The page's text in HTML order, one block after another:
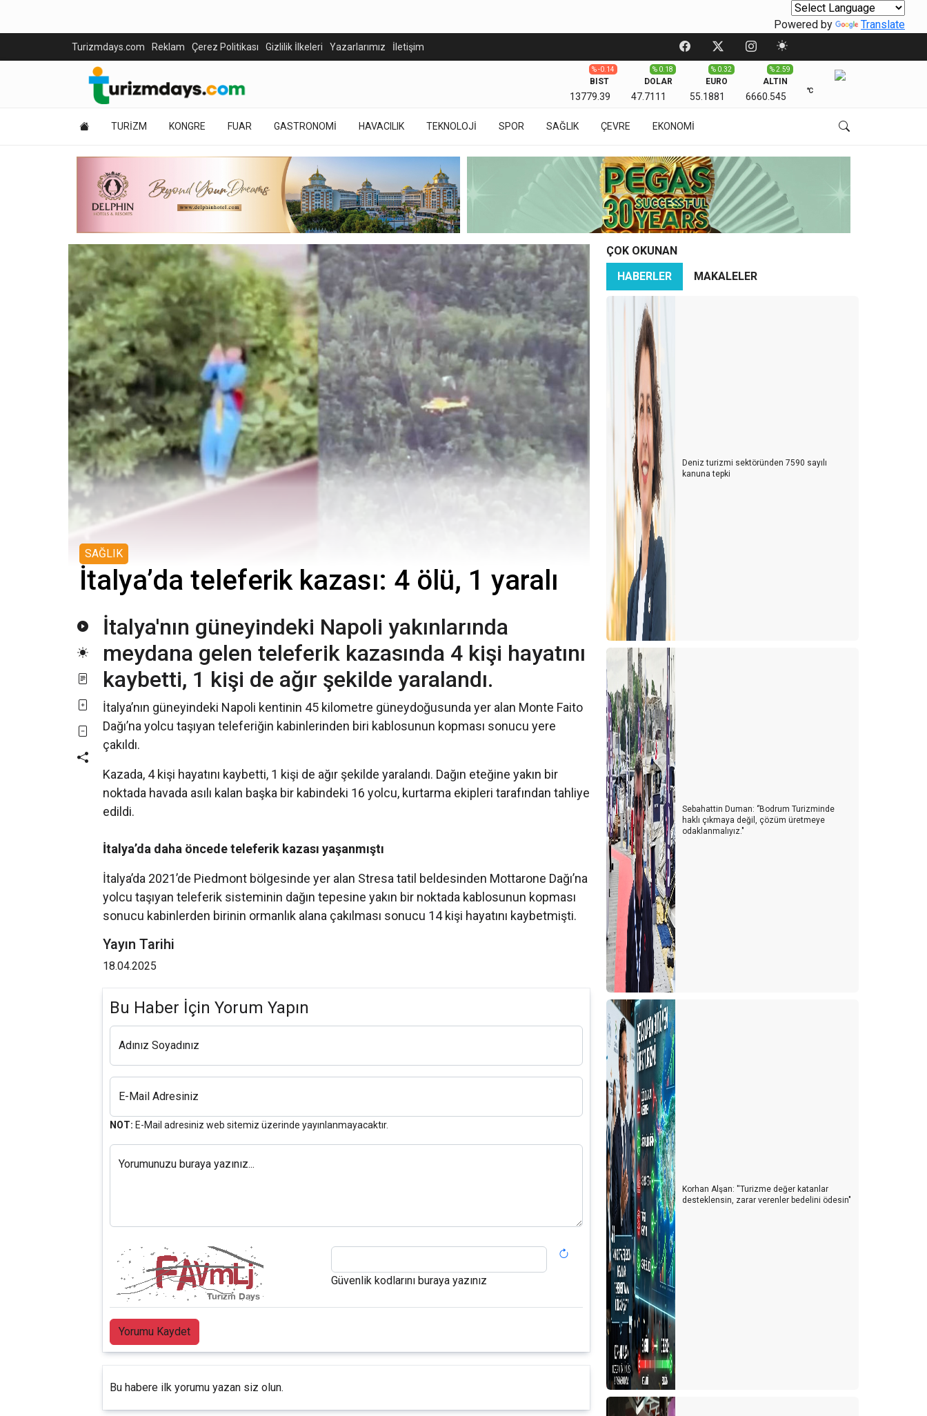
Powered by Translate
Turizmdays.com Reklam Çerez Politikası Gizlilik İlkeleri Yazarlarımız İletişim
BIST
13779.39
% -0.14
DOLAR
47.7111
% 0.18
EURO
55.1881
% 0.32
ALTIN
6660.545
% 2.59
℃
TURİZM KONGRE FUAR GASTRONOMİ HAVACILIK TEKNOLOJİ SPOR SAĞLIK ÇEVRE EKONOMİ
SAĞLIK
İtalya’da teleferik kazası: 4 ölü, 1 yaralı
İtalya'nın güneyindeki Napoli yakınlarında
meydana gelen teleferik kazasında 4 kişi hayatını
kaybetti, 1 kişi de ağır şekilde yaralandı.
İtalya’nın güneyindeki Napoli kentinin 45 kilometre güneydoğusunda yer alan Monte Faito
Dağı’na yolcu taşıyan teleferiğin kabinlerinden biri kablosunun kopması sonucu yere
çakıldı.
Kazada, 4 kişi hayatını kaybetti, 1 kişi de ağır şekilde yaralandı. Dağın eteğine yakın bir
noktada havada asılı kalan başka bir kabindeki 16 yolcu, kurtarma ekipleri tarafından tahliye
edildi.
İtalya’da daha öncede teleferik kazası yaşanmıştı
İtalya’da 2021’de Piedmont bölgesinde yer alan Stresa tatil beldesinden Mottarone Dağı’na
yolcu taşıyan teleferik sisteminin dağın tepesine yakın bir noktada kablosunun kopması
sonucu kabinlerden birinin ormanlık alana çakılması sonucu 14 kişi hayatını kaybetmişti.
Yayın Tarihi
18.04.2025
Bu Haber İçin Yorum Yapın
Adınız Soyadınız
E-Mail Adresiniz
NOT: E-Mail adresiniz web sitemiz üzerinde yayınlanmayacaktır.
Yorumunuzu buraya yazınız...
Güvenlik kodlarını buraya yazınız
Yorumu Kaydet
Bu habere ilk yorumu yazan siz olun.
ÇOK OKUNAN
HABERLER
MAKALELER
Deniz turizmi sektöründen 7590 sayılı
kanuna tepki
Sebahattin Duman: ‘’Bodrum Turizminde
haklı çıkmaya değil, çözüm üretmeye
odaklanmalıyız."
Korhan Alşan: ''Turizme değer katanlar
desteklensin, zarar verenler bedelini ödesin"